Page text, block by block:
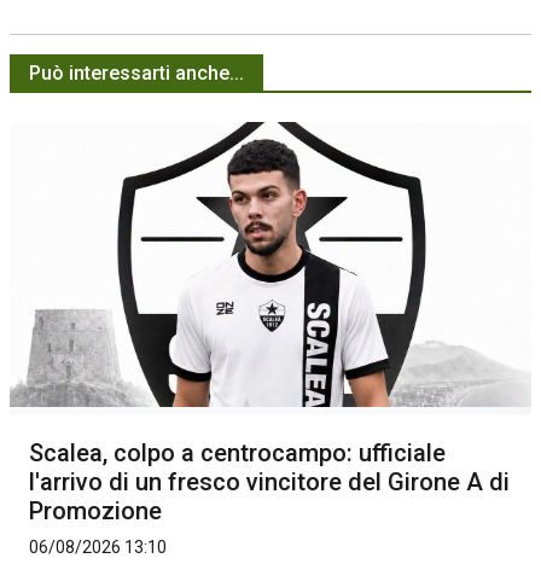
Può interessarti anche...
Scalea, colpo a centrocampo: ufficiale
l'arrivo di un fresco vincitore del Girone A di
Promozione
06/08/2026 13:10